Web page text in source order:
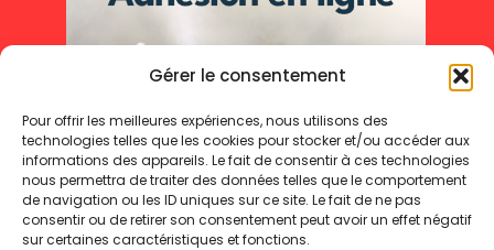
Gérer le consentement
Pour offrir les meilleures expériences, nous utilisons des
technologies telles que les cookies pour stocker et/ou accéder aux
informations des appareils. Le fait de consentir à ces technologies
nous permettra de traiter des données telles que le comportement
de navigation ou les ID uniques sur ce site. Le fait de ne pas
consentir ou de retirer son consentement peut avoir un effet négatif
sur certaines caractéristiques et fonctions.